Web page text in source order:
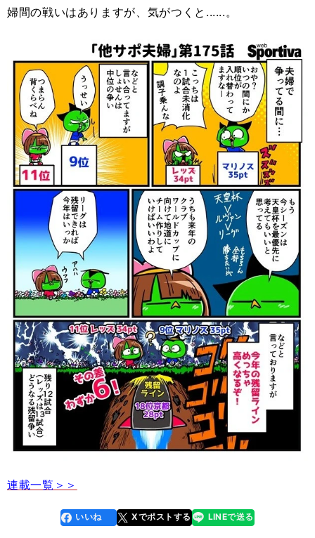
婦間の戦いはありますが、気がつくと......。
連載一覧＞＞
faceboo
k
いいね Xでポストする
line LINEで送る